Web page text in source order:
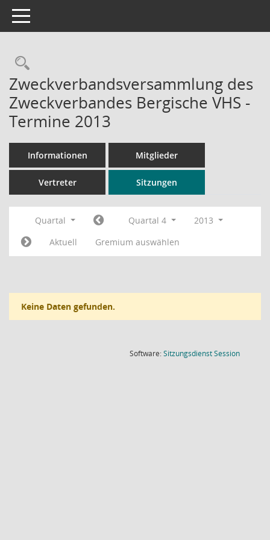
Toggle navigation
Rechercheauswahl
Zweckverbandsversammlung des
Zweckverbandes Bergische VHS -
Termine 2013
Informationen Mitglieder
Vertreter Sitzungen
Quartal Quartal 4
2013
Aktuell
Gremium auswählen
Keine Daten gefunden.
Software:SitzungsdienstSession(Wird in